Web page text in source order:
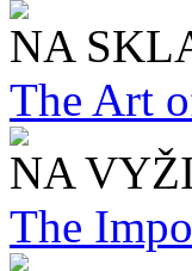
NA
The Art
NA
The